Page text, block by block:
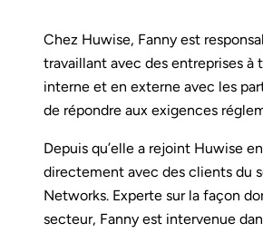
Chez Huwise, Fanny est
travaillant avec des entreprises à
interne et en externe avec les
de répondre aux exigences
Depuis qu’elle a rejoint Huwise
directement avec des clients du
Networks. Experte sur la façon
secteur, Fanny est intervenue